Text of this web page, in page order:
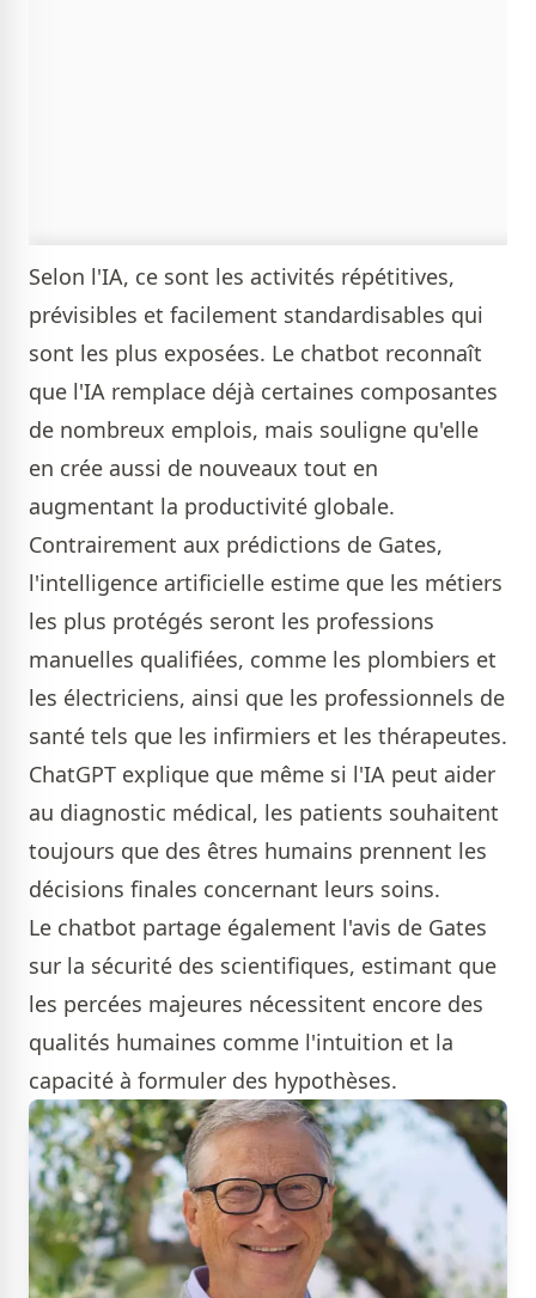
Selon l'IA, ce sont les activités répétitives,
prévisibles et facilement standardisables qui
sont les plus exposées. Le chatbot reconnaît
que l'IA remplace déjà certaines composantes
de nombreux emplois, mais souligne qu'elle
en crée aussi de nouveaux tout en
augmentant la productivité globale.
Contrairement aux prédictions de Gates,
l'intelligence artificielle estime que les métiers
les plus protégés seront les professions
manuelles qualifiées, comme les plombiers et
les électriciens, ainsi que les professionnels de
santé tels que les infirmiers et les thérapeutes.
ChatGPT explique que même si l'IA peut aider
au diagnostic médical, les patients souhaitent
toujours que des êtres humains prennent les
décisions finales concernant leurs soins.
Le chatbot partage également l'avis de Gates
sur la sécurité des scientifiques, estimant que
les percées majeures nécessitent encore des
qualités humaines comme l'intuition et la
capacité à formuler des hypothèses.